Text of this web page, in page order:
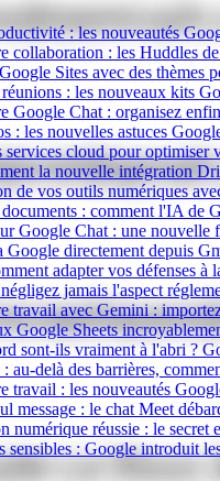
: les nouveautés
collaboration : les Huddles
Sites avec des thèmes
: les nouveaux kits
Google Chat : organisez
: les nouvelles astuces
services cloud pour optimiser
la nouvelle intégration
de vos outils numériques
: comment l'IA de
Google Chat : une nouvelle
Google directement depuis
adapter vos défenses à
jamais l'aspect
travail avec Gemini :
Google Sheets
sont-ils vraiment à l'abri ?
au-delà des barrières,
travail : les nouveautés
message : le chat Meet
numérique réussie : le secret
sensibles : Google introduit